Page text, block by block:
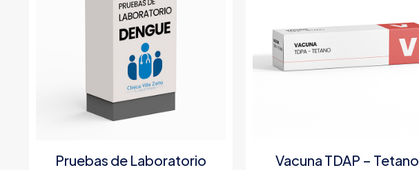
Pruebas de Laboratorio
Vacuna TDAP – Tetano